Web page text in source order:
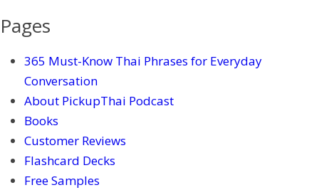
Pages
365 Must-Know Thai Phrases for Everyday
Conversation
About PickupThai Podcast
Books
Customer Reviews
Flashcard Decks
Free Samples